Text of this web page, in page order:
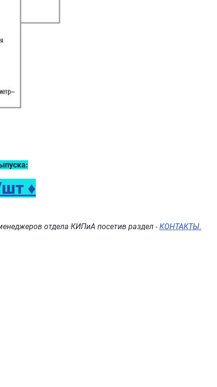
♦
отдела КИПиА посетив раздел - КОНТАКТЫ.